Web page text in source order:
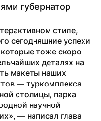
губернатор
стиле,
сегодняшние успехи
которые тоже скоро
деталях на
макеты наших
— туркомплекса
столицы, парка
научной
— написал глава